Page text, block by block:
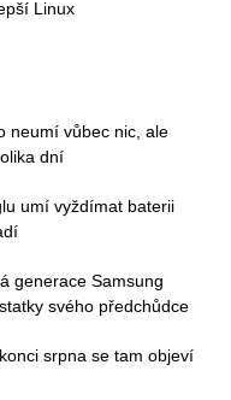
Linux
neumí vůbec nic, ale
dní
umí vyždímat baterii
generace Samsung
svého předchůdce
srpna se tam objeví